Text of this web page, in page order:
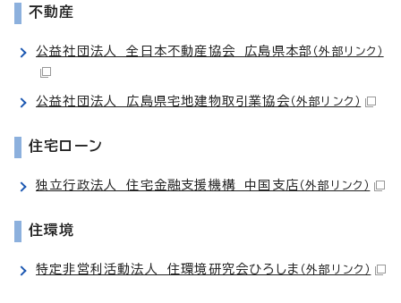
不動産
公益社団法人 全日本不動産協会 広島県本部 （外部リンク）
公益社団法人 広島県宅地建物取引業協会 （外部リンク）
住宅ローン
独立行政法人 住宅金融支援機構 中国支店 （外部リンク）
住環境
特定非営利活動法人 住環境研究会ひろしま （外部リンク）